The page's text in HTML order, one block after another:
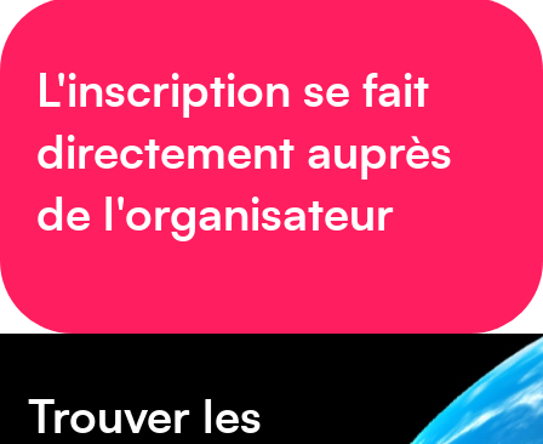
L'inscription se fait
directement auprès
de l'organisateur
Trouver les
Europe
Moyen-Orient